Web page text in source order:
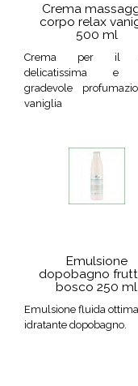
Crema
corpo relax
500 ml
Crema per il
delicatissima e
gradevole
vaniglia
Emulsione
dopobagno
bosco 250 ml
Emulsione fluida
idratante dopobagno.